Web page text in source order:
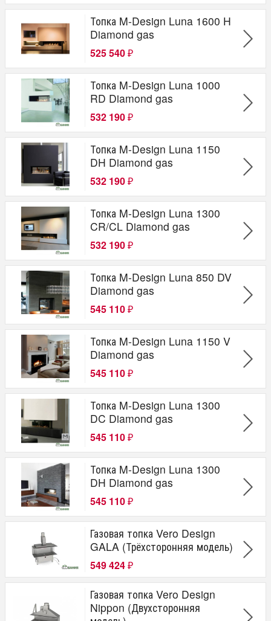
Топка M-Design Luna 1600 H
Diamond gas
525 540 ₽
Топка M-Design Luna 1000
RD Diamond gas
532 190 ₽
Топка M-Design Luna 1150
DH Diamond gas
532 190 ₽
Топка M-Design Luna 1300
CR/CL Diamond gas
532 190 ₽
Топка M-Design Luna 850 DV
Diamond gas
545 110 ₽
Топка M-Design Luna 1150 V
Diamond gas
545 110 ₽
Топка M-Design Luna 1300
DC Diamond gas
545 110 ₽
Топка M-Design Luna 1300
DH Diamond gas
545 110 ₽
Газовая топка Vero Design
GALA (Трёхсторонняя модель)
549 424 ₽
Газовая топка Vero Design
Nippon (Двухсторонняя